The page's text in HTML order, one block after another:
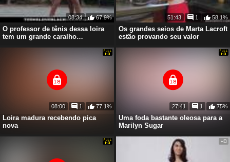
O professor de tênis dessa loira
tem um grande caralho
08:34 67.9%
Os grandes seios de Marta Lacroft
estão provando seu valor
51:43 1 58.1%
Loira madura recebendo pica
nova
08:00 1 77.1%
Uma foda bastante oleosa para a
Marilyn Sugar
27:41 1 75%